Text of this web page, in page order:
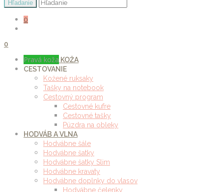
0
0
Pravá koža KOŽA
CESTOVANIE
Kožené ruksaky
Tašky na notebook
Cestovný program
Cestovné kufre
Cestovné tašky
Púzdra na obleky
HODVÁB A VLNA
Hodvábne šále
Hodvábne šatky
Hodvábne šatky Slim
Hodvábne kravaty
Hodvábne doplnky do vlasov
Hodvábne čelenky